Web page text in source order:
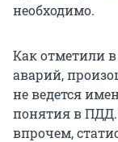
необходимо.
Как отметили в
аварий,
не ведется
понятия в
впрочем,